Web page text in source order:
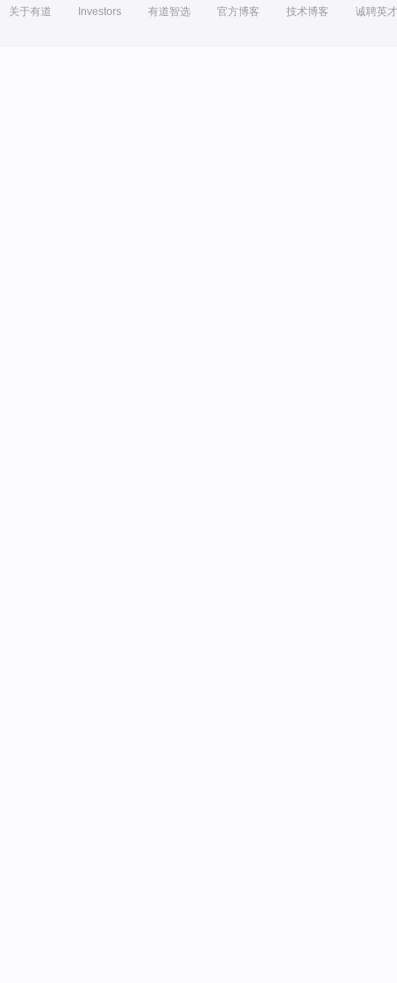
关于有道 Investors 有道智选 官方博客 技术博客 诚聘英才